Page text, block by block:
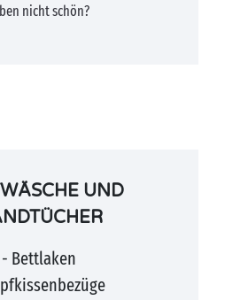
nicht schön?
UND
- Bettlaken